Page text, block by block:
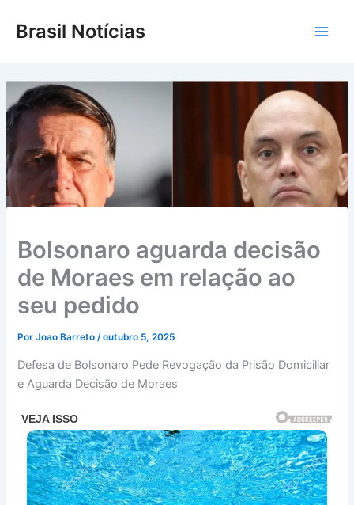
para
conteúdo
Brasil Notícias
Bolsonaro aguarda decisão
de Moraes em relação ao
seu pedido
PorJoao Barreto /outubro 5, 2025
Defesa de Bolsonaro Pede Revogação da Prisão Domiciliar
e Aguarda Decisão de Moraes